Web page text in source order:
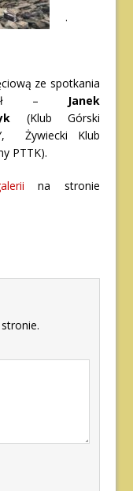
.
ze spotkania
–
Janek
(Klub Górski
Żywiecki Klub
PTTK).
na stronie